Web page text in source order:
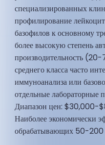
специализированных
профилирование
базофилов к основному
более высокую степень
производительность
среднего класса часто
иммуноанализа или
отдельные
Диапазон цен:
Наиболее экономически
обрабатывающих 50-200